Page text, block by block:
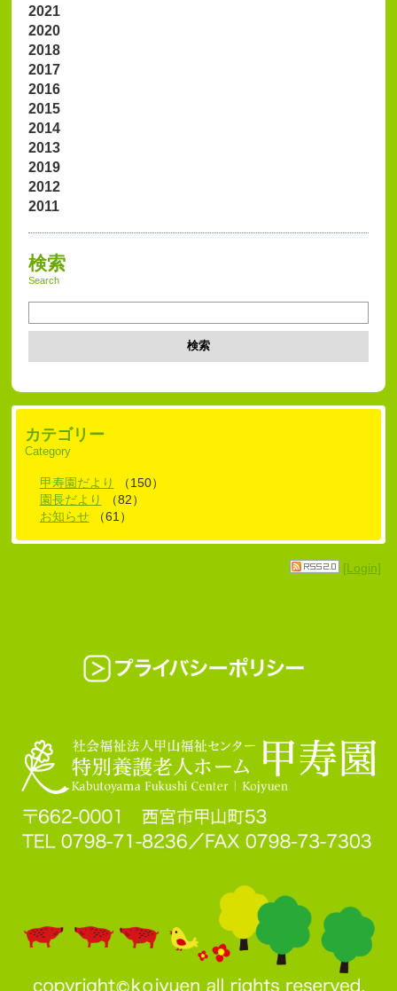
2021
2020
2018
2017
2016
2015
2014
2013
2019
2012
2011
検索
Search
検索
カテゴリー
Category
甲寿園だより
（150）
園長だより
（82）
お知らせ
（61）
[Login]